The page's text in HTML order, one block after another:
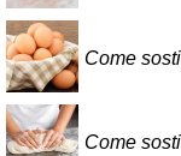
Come
Come